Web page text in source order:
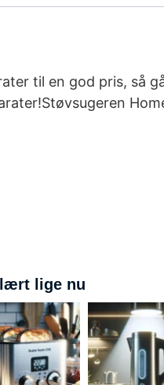
til en god pris, så
lige nu